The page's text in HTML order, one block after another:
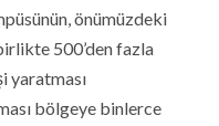
önümüzdeki
500’den fazla
yaratması
bölgeye binlerce